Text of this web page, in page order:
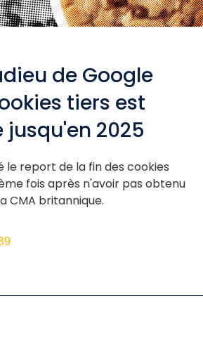
de Google
tiers est
jusqu'en 2025
le report de la fin des cookies
fois après n'avoir pas obtenu
CMA britannique.